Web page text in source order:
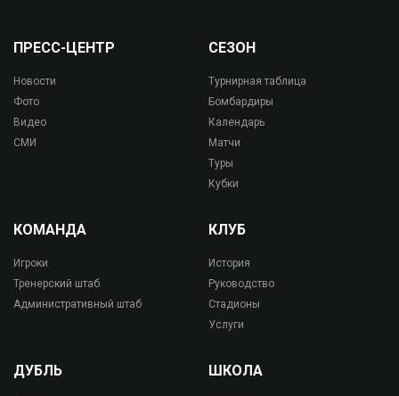
ПРЕСС-ЦЕНТР
Новости
Фото
Видео
СМИ
СЕЗОН
Турнирная таблица
Бомбардиры
Календарь
Матчи
Туры
Кубки
КОМАНДА
Игроки
Тренерский штаб
Административный штаб
КЛУБ
История
Руководство
Стадионы
Услуги
ДУБЛЬ ШКОЛА